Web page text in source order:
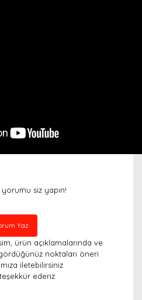
siz yapın!
Yaz
ürün açıklamalarında ve
noktaları öneri
iletebilirsiniz.
ederiz.